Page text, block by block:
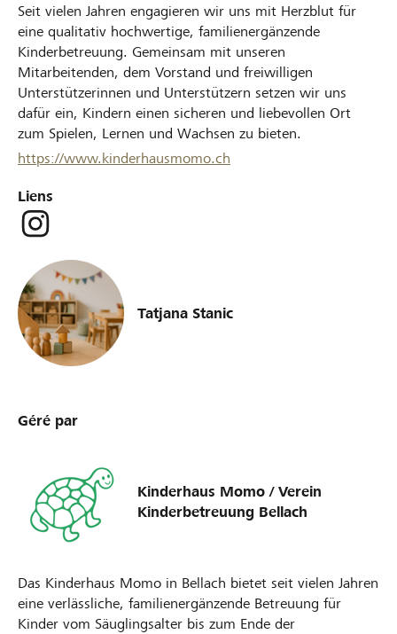
Seit vielen Jahren engagieren wir uns mit Herzblut für
eine qualitativ hochwertige, familienergänzende
Kinderbetreuung. Gemeinsam mit unseren
Mitarbeitenden, dem Vorstand und freiwilligen
Unterstützerinnen und Unterstützern setzen wir uns
dafür ein, Kindern einen sicheren und liebevollen Ort
zum Spielen, Lernen und Wachsen zu bieten.
https://www.kinderhausmomo.ch
Liens
Tatjana Stanic
Géré par
Kinderhaus Momo / Verein
Kinderbetreuung Bellach
Das Kinderhaus Momo in Bellach bietet seit vielen Jahren
eine verlässliche, familienergänzende Betreuung für
Kinder vom Säuglingsalter bis zum Ende der